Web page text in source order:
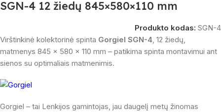
SGN-4 12 žiedų 845×580×110 mm
Produkto kodas: SGN-4
Virštinkinė kolektorinė spinta Gorgiel SGN-4 , 12 žiedų,
matmenys 845 × 580 × 110 mm – patikima spinta montavimui ant
sienos su optimaliais matmenimis.
Gorgiel – tai Lenkijos gamintojas, jau daugelį metų žinomas